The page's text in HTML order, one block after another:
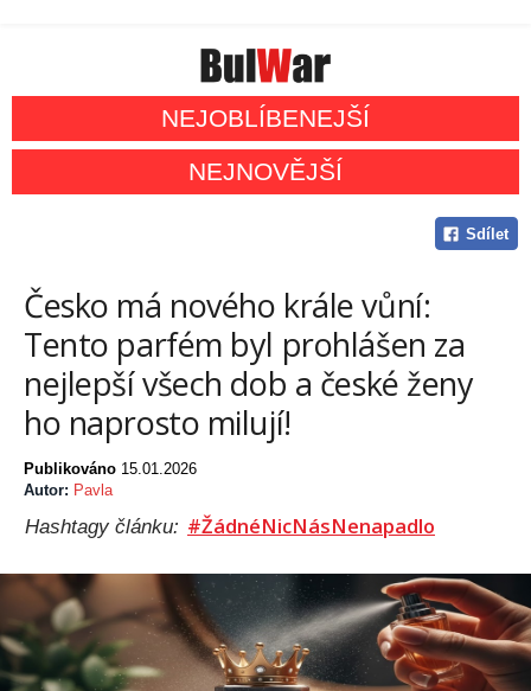
NEJOBLÍBENEJŠÍ
NEJNOVĚJŠÍ
Sdílet
Česko má nového krále vůní:
Tento parfém byl prohlášen za
nejlepší všech dob a české ženy
ho naprosto milují!
Publikováno 15.01.2026
Autor: Pavla
Hashtagy článku: #ŽádnéNicNásNenapadlo